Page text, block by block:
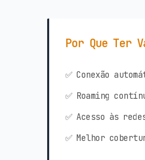
Por Que Ter
✅ Conexão
✅ Roaming
✅ Acesso às
✅ Melhor